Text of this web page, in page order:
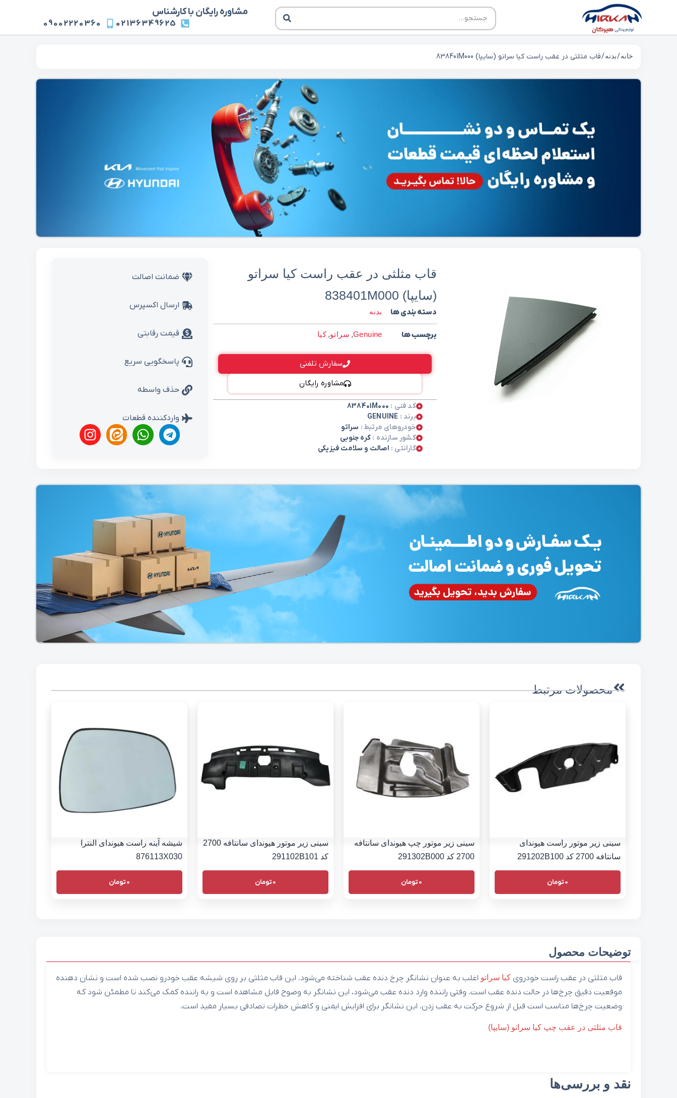
مشاوره رایگان با کارشناس
02136349625
09002220360
خانه/بدنه/ قاب مثلثی در عقب راست کیا سراتو (سایپا) 838401M000
قاب مثلثی در عقب راست کیا سراتو
(سایپا) 838401M000
دسته بندی ها بدنه
برچسب ها Genuine
, سراتو,کیا
سفارش تلفنی
مشاوره رایگان
کد فنی : 838401M000
برند : GENUINE
خودروهای مرتبط : سراتو
کشور سازنده :کره جنوبی
گارانتی : اصالت و سلامت فیزیکی
ضمانت اصالت
ارسال اکسپرس
قیمت رقابتی
پاسخگویی سریع
حذف واسطه
واردکننده قطعات
محصولات مرتبط
سینی زیر موتور راست هیوندای
سانتافه 2700 کد 291202B100
0تومان
سینی زیر موتور چپ هیوندای سانتافه
2700 کد 291302B000
0تومان
سینی زیر موتور هیوندای سانتافه 2700
کد 291102B101
0تومان
شیشه آینه راست هیوندای النترا
876113X030
0تومان
توضیحات محصول
قاب مثلثی در عقب راست خودروی کیا سراتو اغلب به عنوان نشانگر چرخ دنده عقب شناخته می‌شود. این قاب مثلثی بر روی شیشه عقب خودرو نصب شده است و نشان دهنده
موقعیت دقیق چرخ‌ها در حالت دنده عقب است. وقتی راننده وارد دنده عقب می‌شود، این نشانگر به وضوح قابل مشاهده است و به راننده کمک می‌کند تا مطمئن شود که
وضعیت چرخ‌ها مناسب است قبل از شروع حرکت به عقب زدن. این نشانگر برای افزایش ایمنی و کاهش خطرات تصادفی بسیار مفید است.
قاب مثلثی در عقب چپ کیا سراتو (سایپا)
نقد و بررسی‌ها